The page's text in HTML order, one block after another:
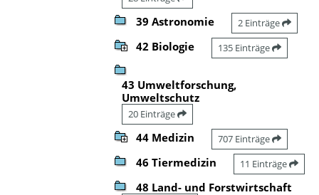
39 Astronomie 2 Einträge
42 Biologie 135 Einträge
43 Umweltforschung,
Umweltschutz
20 Einträge
44 Medizin 707 Einträge
46 Tiermedizin 11 Einträge
48 Land- und Forstwirtschaft